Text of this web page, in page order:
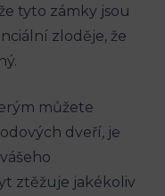
tyto zámky jsou
zloděje, že
můžete
dveří, je
ztěžuje jakékoliv